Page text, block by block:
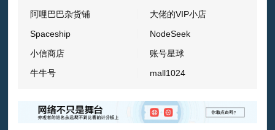
阿哩巴巴杂货铺
大佬的VIP小店
Spaceship
NodeSeek
小信商店
账号星球
牛牛号
mall1024